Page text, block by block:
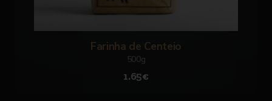
Farinha de Centeio
500g
1.65€